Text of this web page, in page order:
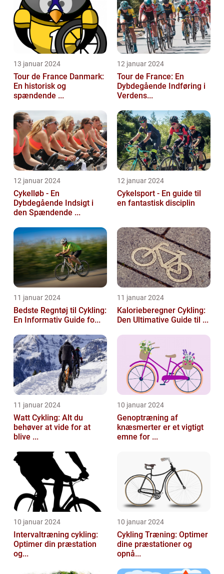
13 januar 2024
Tour de France Danmark:
En historisk og
spændende ...
12 januar 2024
Tour de France: En
Dybdegående Indføring i
Verdens...
12 januar 2024
Cykelløb - En
Dybdegående Indsigt i
den Spændende ...
12 januar 2024
Cykelsport - En guide til
en fantastisk disciplin
11 januar 2024
Bedste Regntøj til Cykling:
En Informativ Guide fo...
11 januar 2024
Kalorieberegner Cykling:
Den Ultimative Guide til ...
11 januar 2024
Watt Cykling: Alt du
behøver at vide for at
blive ...
10 januar 2024
Genoptræning af
knæsmerter er et vigtigt
emne for ...
10 januar 2024
Intervaltræning cykling:
Optimer din præstation
og...
10 januar 2024
Cykling Træning: Optimer
dine præstationer og
opnå...